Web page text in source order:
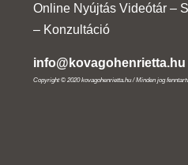
Online Nyújtás Videótár –
– Konzultáció
info@kovagohenrietta.hu
Copyright © 2020 kovagohenrietta.hu / Minden jog